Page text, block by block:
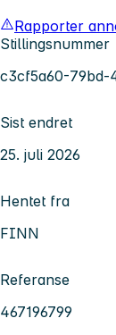
Rapporter
Stillingsnummer
c3cf5a60-79bd-
Sist endret
25. juli 2026
Hentet fra
FINN
Referanse
467196799